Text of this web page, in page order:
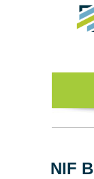
NIF